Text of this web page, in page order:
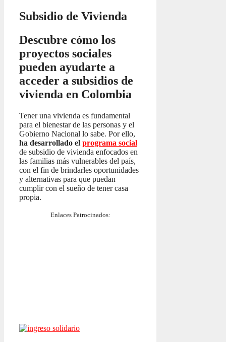
Subsidio de Vivienda
Descubre cómo los
proyectos sociales
pueden ayudarte a
acceder a subsidios de
vivienda en Colombia
Tener una vivienda es fundamental
para el bienestar de las personas y el
Gobierno Nacional lo sabe. Por ello,
ha desarrollado el programa social
de subsidio de vivienda enfocados en
las familias más vulnerables del país,
con el fin de brindarles oportunidades
y alternativas para que puedan
cumplir con el sueño de tener casa
propia.
Enlaces Patrocinados: